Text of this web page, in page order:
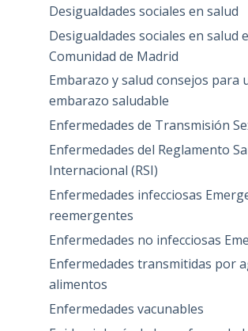
Desigualdades sociales en salud
Desigualdades sociales en salud
Comunidad de Madrid
Embarazo y salud consejos para
embarazo saludable
Enfermedades de Transmisión
Enfermedades del Reglamento
Internacional (RSI)
Enfermedades infecciosas
reemergentes
Enfermedades no infecciosas
Enfermedades transmitidas por
alimentos
Enfermedades vacunables